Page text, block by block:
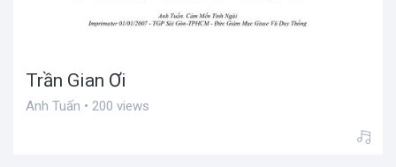
Trần Gian Ơi
Anh Tuấn • 200 views